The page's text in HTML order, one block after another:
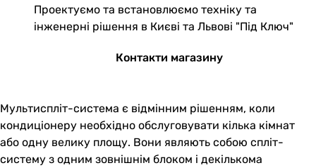
Проектуємо та встановлюємо техніку та
інженерні рішення в Києві та Львові "Під Ключ"
Контакти магазину
Мультиспліт-система є відмінним рішенням, коли
кондиціонеру необхідно обслуговувати кілька кімнат
або одну велику площу. Вони являють собою спліт-
систему з одним зовнішнім блоком і декількома